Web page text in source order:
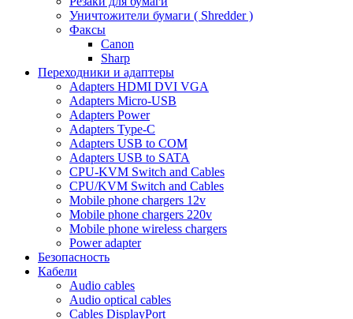
Уничтожители бумаги ( Shredder )
Факсы
Canon
Sharp
Переходники и адаптеры
Adapters HDMI DVI VGA
Adapters Micro-USB
Adapters Power
Adapters Type-C
Adapters USB to COM
Adapters USB to SATA
CPU-KVM Switch and Cables
CPU/KVM Switch and Cables
Mobile phone chargers 12v
Mobile phone chargers 220v
Mobile phone wireless chargers
Power adapter
Безопасность
Кабели
Audio cables
Audio optical cables
Cables DisplayPort